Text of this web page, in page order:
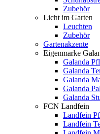
Zubehör
Licht im Garten
Leuchten
Zubehör
Gartenakzente
Eigenmarke
Galanda
Galanda
Galanda
Galanda
Galanda
FCN Landfein
Landfein
Landfein